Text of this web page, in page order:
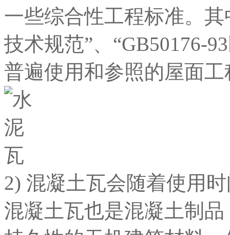
一些综合性工程标准。其
技术规范”、“GB50176-
普遍使用和参照的屋面
2) 混凝土瓦会随着使用
混凝土瓦也是混凝土制